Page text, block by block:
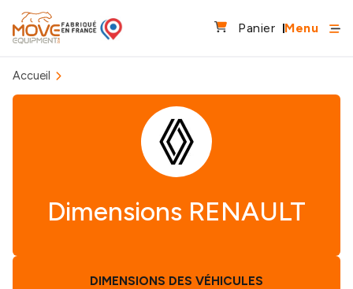
Panier Menu
Accueil
Dimensions RENAULT
DIMENSIONS DES VÉHICULES